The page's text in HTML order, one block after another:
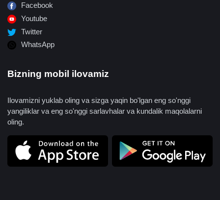
Facebook
Youtube
Twitter
WhatsApp
Bizning mobil ilovamiz
Ilovamizni yuklab oling va sizga yaqin bo'lgan eng so'nggi
yangiliklar va eng so'nggi sarlavhalar va kundalik maqolalarni
oling.